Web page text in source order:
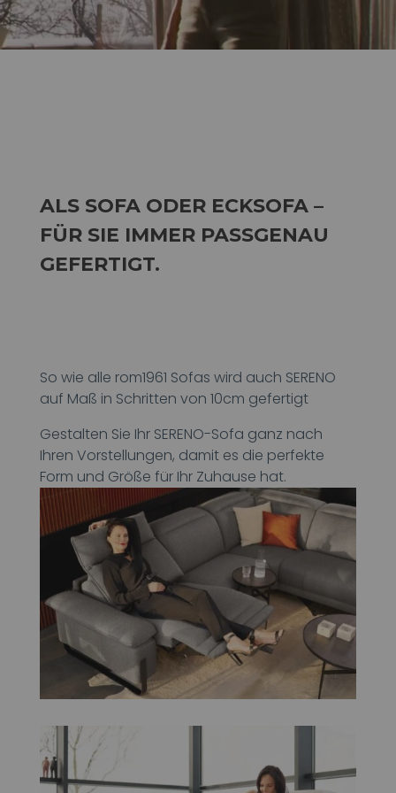
ALS SOFA ODER ECKSOFA –
FÜR SIE IMMER PASSGENAU
GEFERTIGT.
So wie alle rom1961 Sofas wird auch SERENO
auf Maß in Schritten von 10cm gefertigt
Gestalten Sie Ihr SERENO-Sofa ganz nach
Ihren Vorstellungen, damit es die perfekte
Form und Größe für Ihr Zuhause hat.